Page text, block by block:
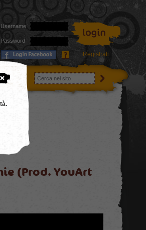
Username
Password
Registrati
(Prod. YouArt